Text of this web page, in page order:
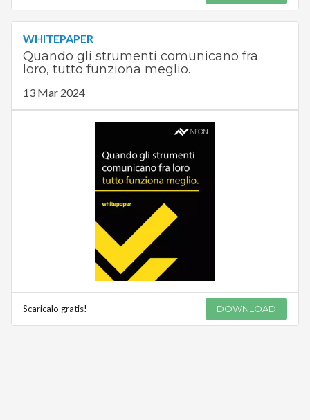
WHITEPAPER
Quando gli strumenti comunicano fra
loro, tutto funziona meglio.
13 Mar 2024
Scaricalo gratis! DOWNLOAD